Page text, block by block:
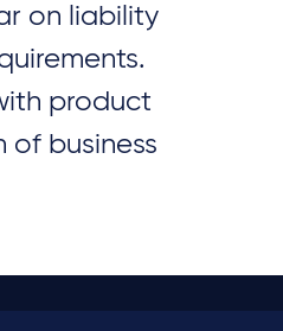
on liability
product
of business